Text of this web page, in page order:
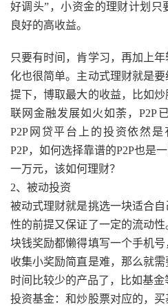
好调头”，小资金的理财计划
良好的高收益。
只要有时间，肯学习，再加上
化也很简单。主动式理财就是
提下，博取最大的收益，比如
联网金融发展如火如荼，P2P
P2P网贷平台上的投资依然
P2P，如何选择靠谱的P2P也是一
一万元，该如何理财？
2、被动投资
被动式理财就是挑选一块适合
性的前提又保证了一定的流动
块钱奖励都懒得填写一个手机
收集小奖励简直是难，那么就
时间比较少的产品了，比如基金
投资基金：和炒股票对应的，